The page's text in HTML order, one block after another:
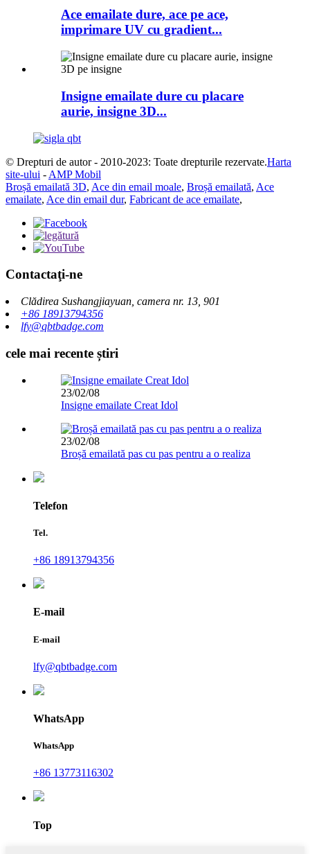
Ace emailate dure, ace pe ace,
imprimare UV cu gradient...
Insigne emailate dure cu placare
aurie, insigne 3D...
© Drepturi de autor - 2010-2023: Toate drepturile rezervate.Harta
site-ului - AMP Mobil
Broșă emailată 3D, Ace din email moale, Broșă emailată, Ace
emailate, Ace din email dur, Fabricant de ace emailate,
Contactaţi-ne
Clădirea Sushangjiayuan, camera nr. 13, 901
+86 18913794356
lfy@qbtbadge.com
cele mai recente știri
23/02/08
Insigne emailate Creat Idol
23/02/08
Broșă emailată pas cu pas pentru a o realiza
Telefon
Tel.
+86 18913794356
E-mail
E-mail
lfy@qbtbadge.com
WhatsApp
WhatsApp
+86 13773116302
Top